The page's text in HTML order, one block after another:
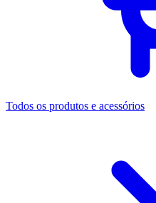
Todos os produtos e acessórios